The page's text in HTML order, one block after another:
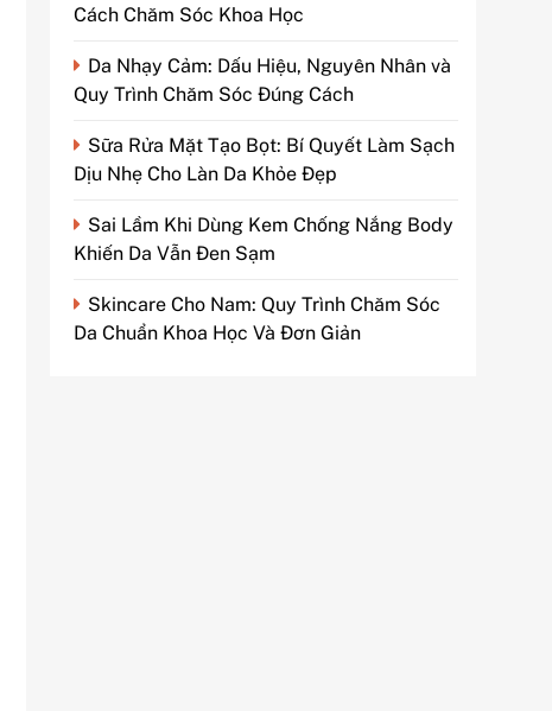
Cách Chăm Sóc Khoa Học
Da Nhạy Cảm: Dấu Hiệu, Nguyên Nhân và
Quy Trình Chăm Sóc Đúng Cách
Sữa Rửa Mặt Tạo Bọt: Bí Quyết Làm Sạch
Dịu Nhẹ Cho Làn Da Khỏe Đẹp
Sai Lầm Khi Dùng Kem Chống Nắng Body
Khiến Da Vẫn Đen Sạm
Skincare Cho Nam: Quy Trình Chăm Sóc
Da Chuẩn Khoa Học Và Đơn Giản